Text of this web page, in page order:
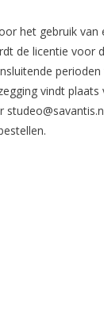
het gebruik van
de licentie voor
vindt